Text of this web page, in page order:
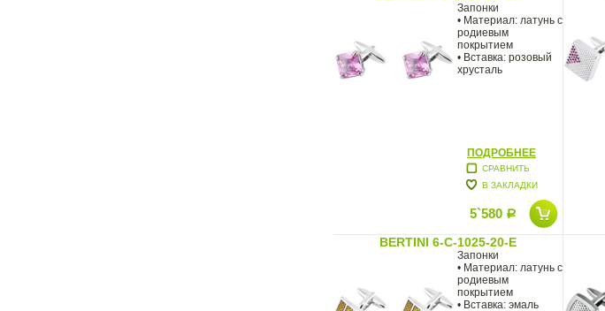
Запонки
• Материал: латунь с
родиевым
покрытием
• Вставка: розовый
хрусталь
ПОДРОБНЕЕ
СРАВНИТЬ
В ЗАКЛАДКИ
5`580 Р
BERTINI 6-C-1025-20-E
Запонки
• Материал: латунь с
родиевым
покрытием
• Вставка: эмаль